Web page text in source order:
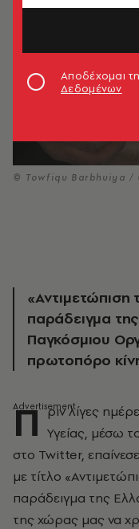
© Towfiqu Barbhuiya /
«Αντιμετώπιση
παράδειγμα
Παγκόσμιου
πρωτοπόρο
Π ριν λίγες
Υγείας, μέσω
στο Twitter,
με τίτλο
παράδειγμα της
της χώρας μας να
Αποδέχομαι
Δεδομένων